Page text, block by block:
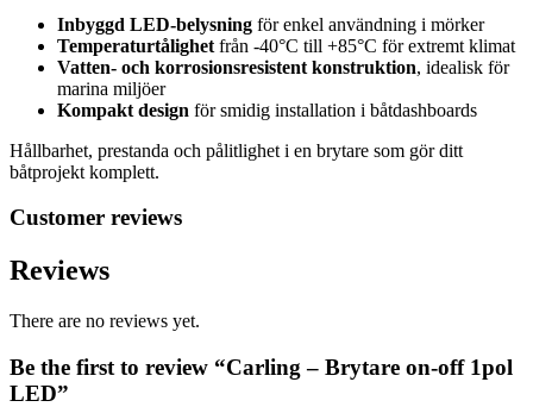
Inbyggd LED-belysning för enkel användning i mörker
Temperaturtålighet från -40°C till +85°C för extremt klimat
Vatten- och korrosionsresistent konstruktion, idealisk för
marina miljöer
Kompakt design för smidig installation i båtdashboards
Hållbarhet, prestanda och pålitlighet i en brytare som gör ditt
båtprojekt komplett.
Customer reviews
Reviews
There are no reviews yet.
Be the first to review “Carling – Brytare on-off 1pol
LED”